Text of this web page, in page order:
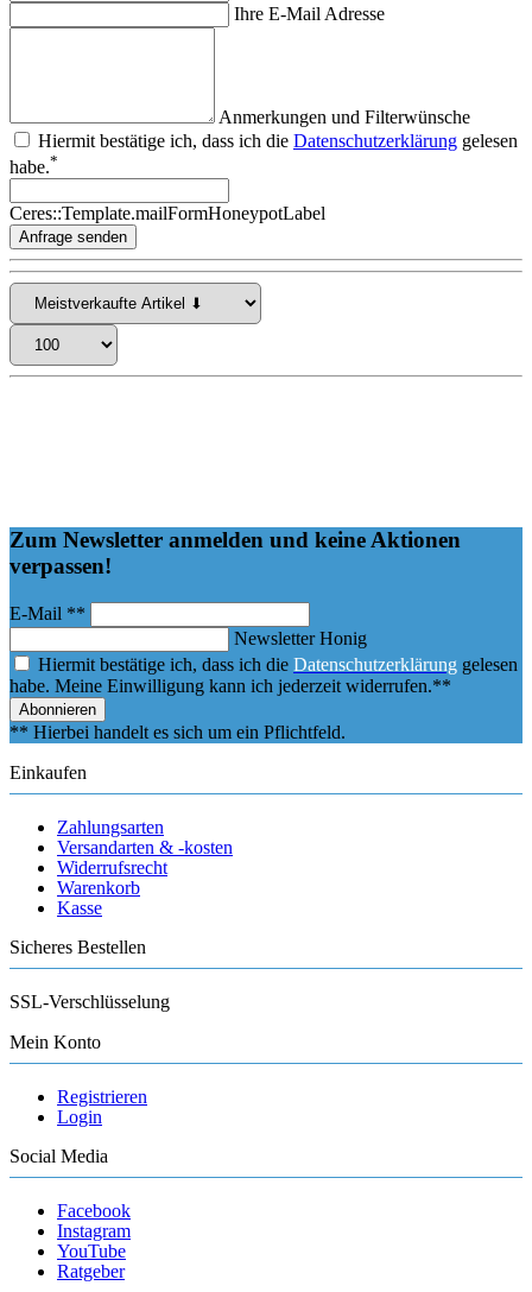
Ihre E-Mail Adresse
Anmerkungen und Filterwünsche
Hiermit bestätige ich, dass ich die Daten­schutz­erklärung gelesen
habe.*
Ceres::Template.mailFormHoneypotLabel
Anfrage senden
Zum Newsletter anmelden und keine Aktionen
verpassen!
E-Mail **
Newsletter Honig
Hiermit bestätige ich, dass ich die Daten­schutz­erklärung gelesen
habe. Meine Einwilligung kann ich jederzeit widerrufen.**
Abonnieren
** Hierbei handelt es sich um ein Pflichtfeld.
Einkaufen
Zahlungsarten
Versandarten & -kosten
Widerrufsrecht
Warenkorb
Kasse
Sicheres Bestellen
SSL-Verschlüsselung
Mein Konto
Registrieren
Login
Social Media
Facebook
Instagram
YouTube
Ratgeber